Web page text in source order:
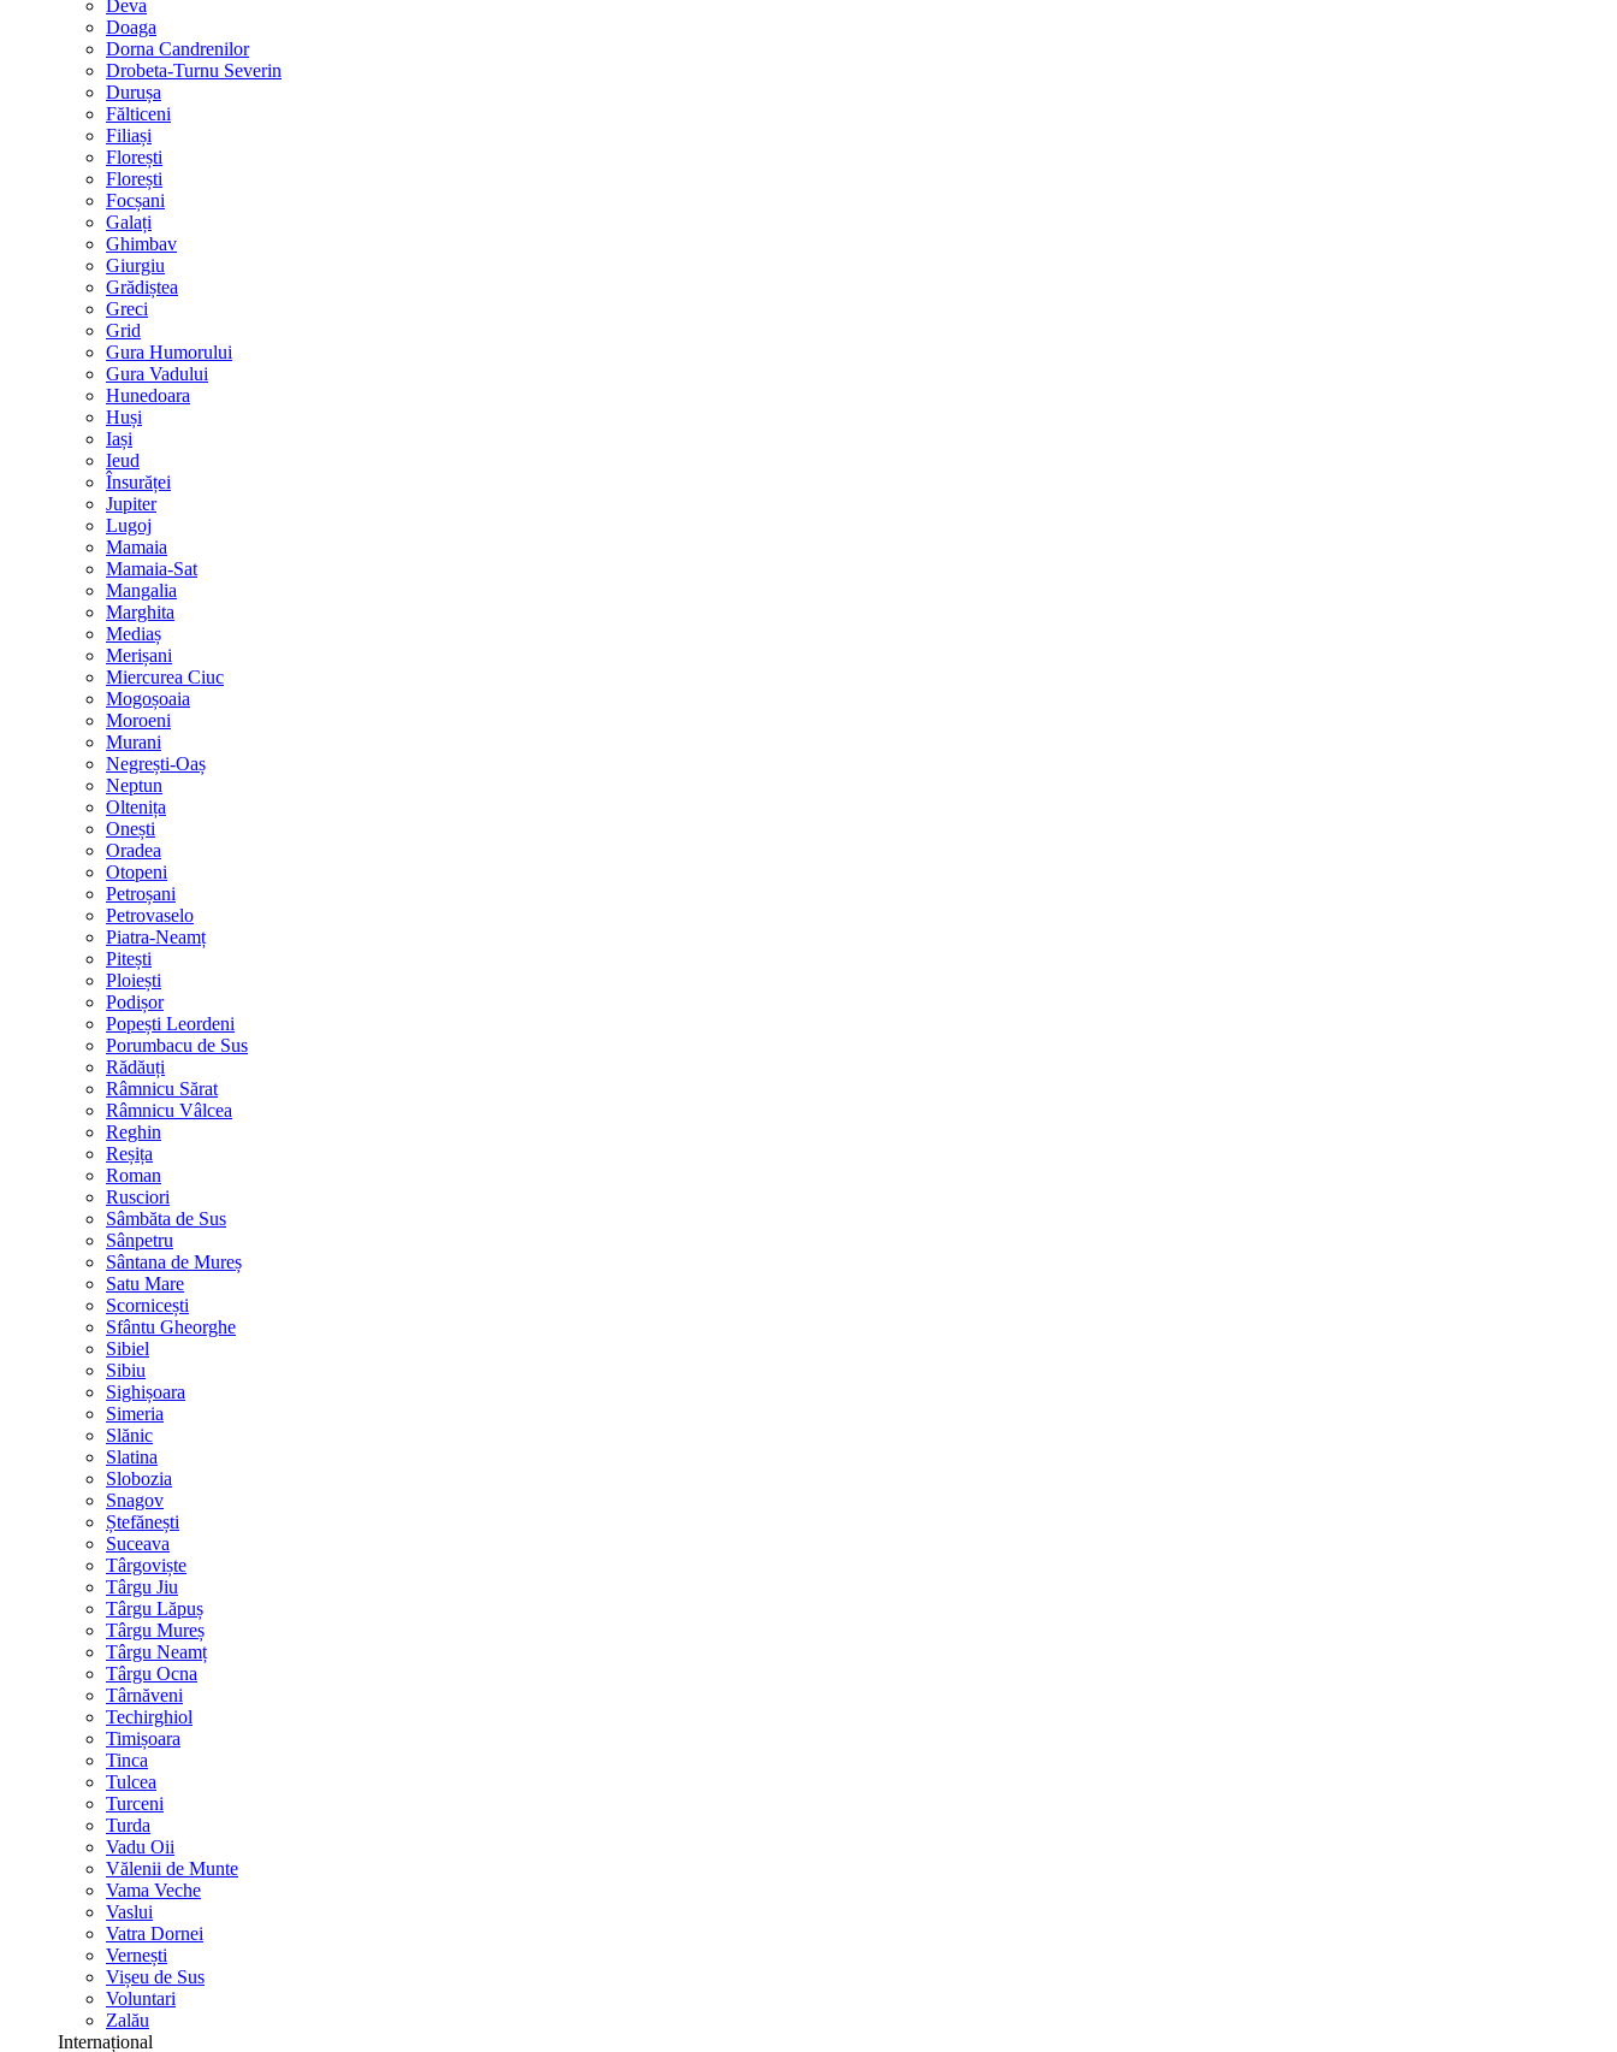
Deva
Doaga
Dorna Candrenilor
Drobeta-Turnu Severin
Durușa
Fălticeni
Filiași
Florești
Florești
Focșani
Galați
Ghimbav
Giurgiu
Grădiștea
Greci
Grid
Gura Humorului
Gura Vadului
Hunedoara
Huși
Iași
Ieud
Însurăței
Jupiter
Lugoj
Mamaia
Mamaia-Sat
Mangalia
Marghita
Mediaș
Merișani
Miercurea Ciuc
Mogoșoaia
Moroeni
Murani
Negrești-Oaș
Neptun
Oltenița
Onești
Oradea
Otopeni
Petroșani
Petrovaselo
Piatra-Neamț
Pitești
Ploiești
Podișor
Popești Leordeni
Porumbacu de Sus
Rădăuți
Râmnicu Sărat
Râmnicu Vâlcea
Reghin
Reșița
Roman
Rusciori
Sâmbăta de Sus
Sânpetru
Sântana de Mureș
Satu Mare
Scornicești
Sfântu Gheorghe
Sibiel
Sibiu
Sighișoara
Simeria
Slănic
Slatina
Slobozia
Snagov
Ștefănești
Suceava
Târgoviște
Târgu Jiu
Târgu Lăpuș
Târgu Mureș
Târgu Neamț
Târgu Ocna
Târnăveni
Techirghiol
Timișoara
Tinca
Tulcea
Turceni
Turda
Vadu Oii
Vălenii de Munte
Vama Veche
Vaslui
Vatra Dornei
Vernești
Vișeu de Sus
Voluntari
Zalău
Internațional